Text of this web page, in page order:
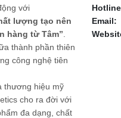
với
lượng tạo nên
hàng từ Tâm”
thành phần thiên
công nghệ tiên
thương hiệu mỹ
cho ra đời với
đa dạng, chất
Hotline
Email: